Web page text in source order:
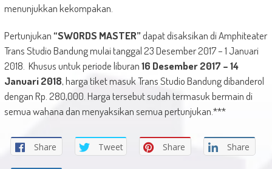
menunjukkan kekompakan.
Pertunjukan“SWORDS MASTER”dapat disaksikan di Amphiteater
Trans Studio Bandung mulai tanggal 23 Desember 2017 – 1 Januari
2018. Khusus untuk periode liburan16 Desember 2017 – 14
Januari 2018, harga tiket masuk Trans Studio Bandung dibanderol
dengan Rp. 280,000. Harga tersebut sudah termasuk bermain di
semua wahana dan menyaksikan semua pertunjukan.***
Share Tweet Share Share